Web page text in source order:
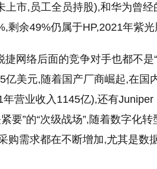
市,员工全员持股),和华为曾经
剩余49%仍属于HP,2021年紫
网络后面的竞争对手也都不是
亿美元,随着国产厂商崛起,在国
营业收入1145亿),还有
要”的“次级战场”,随着数字化
购需求都在不断增加,尤其是数